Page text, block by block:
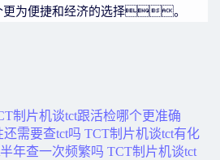
更为便捷和经济的选择。
制片机谈tct跟活检哪个更准确
需要查tct吗 TCT制片机谈tct有化
年查一次频繁吗 TCT制片机谈tct